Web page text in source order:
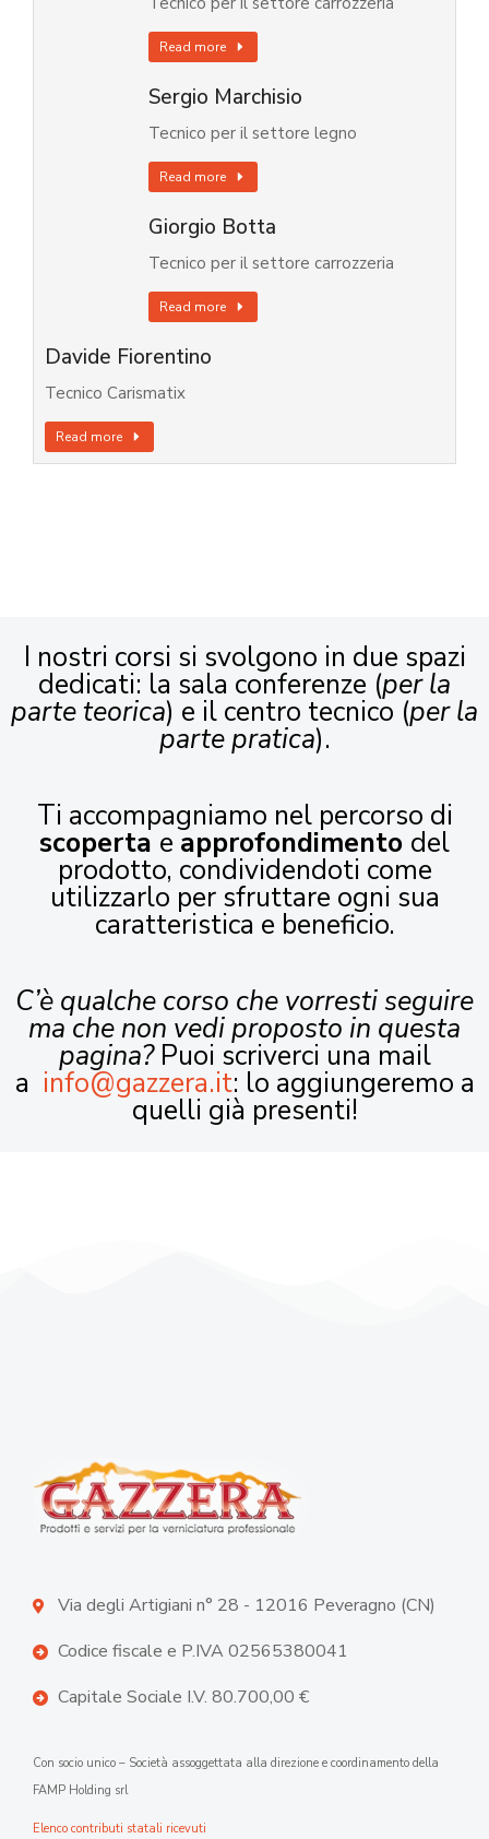
Read more
Sergio Marchisio
Tecnico per il settore legno
Read more
Giorgio Botta
Tecnico per il settore carrozzeria
Read more
Davide Fiorentino
Tecnico Carismatix
Read more
I nostri corsi si svolgono in due spazi
dedicati: la sala conferenze (per la
parte teorica) e il centro tecnico (per la
parte pratica).
Ti accompagniamo nel percorso di
scoperta e approfondimento del
prodotto, condividendoti come
utilizzarlo per sfruttare ogni sua
caratteristica e beneficio.
C’è qualche corso che vorresti seguire
ma che non vedi proposto in questa
pagina?Puoi scriverci una mail
a info@gazzera.it: lo aggiungeremo a
quelli già presenti!
Via degli Artigiani n° 28 - 12016 Peveragno (CN)
Codice fiscale e P.IVA 02565380041
Capitale Sociale I.V. 80.700,00 €
Con socio unico – Società assoggettata alla direzione e coordinamento della
FAMP Holding srl
Elenco contributi statali ricevuti